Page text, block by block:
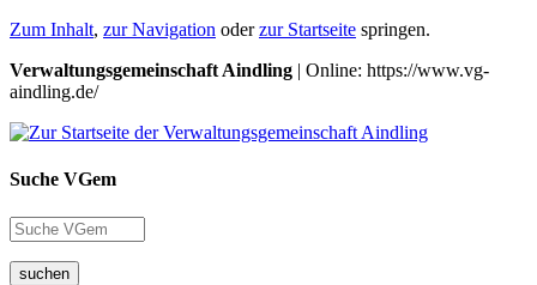
Zum Inhalt, zur Navigation oderzur Startseite springen.
Verwaltungsgemeinschaft Aindling | Online: https://www.vg-
aindling.de/
Suche VGem
suchen